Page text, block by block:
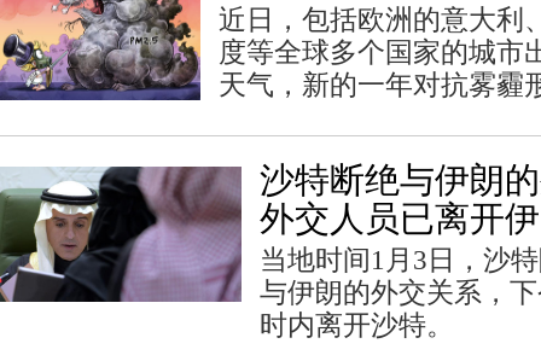
近日，包括欧洲的意大利
度等全球多个国家的城市
天气，新的一年对抗雾霾
沙特断绝与伊朗
外交人员已离开
当地时间1月3日，沙
与伊朗的外交关系，
时内离开沙特。